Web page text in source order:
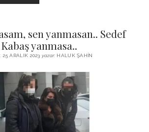
SON
sen yanmasan.. Sedef
Kabaş yanmasa..
25 ARALIK 2023 yazar: HALUK ŞAHIN